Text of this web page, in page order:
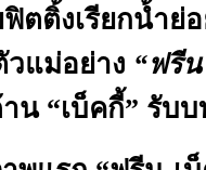
รียกน้ำย่อยที่
แม่อย่าง “ฟรี
น “เบ็คกี้” รับ